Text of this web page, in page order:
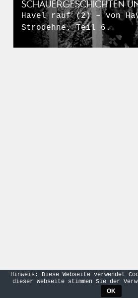
SCHAUERGESCHICHTEN
Havel rauf (2) – von
Strodehne. Teil 6.
Hinweis: Diese Webseite verwendet
dieser Webseite stimmen Sie der
OK